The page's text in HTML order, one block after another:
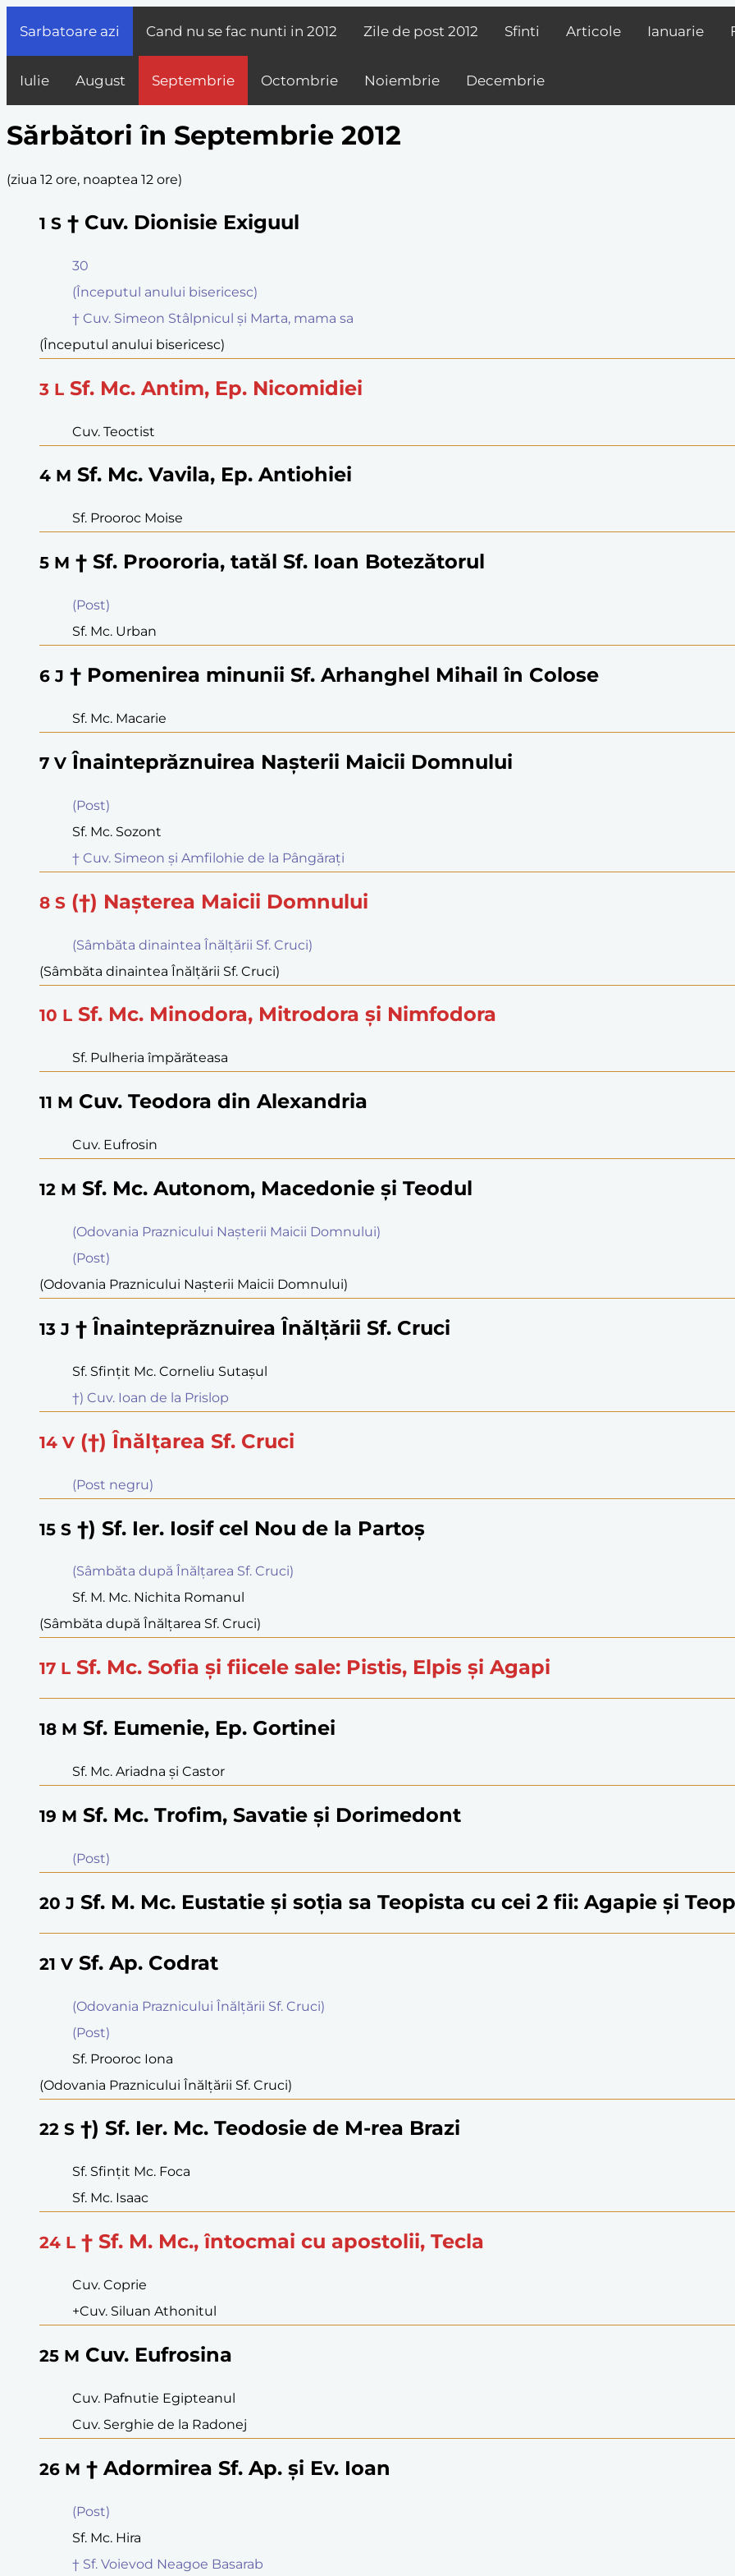
Sarbatoare azi Cand nu se fac nunti in 2012 Zile de post 2012 Sfinti Articole Ianuarie
Iulie August Septembrie Octombrie Noiembrie Decembrie
Sărbători în Septembrie 2012
(ziua 12 ore, noaptea 12 ore)
1 S † Cuv. Dionisie Exiguul
30
(Începutul anului bisericesc)
† Cuv. Simeon Stâlpnicul şi Marta, mama sa
(Începutul anului bisericesc)
3 L Sf. Mc. Antim, Ep. Nicomidiei
Cuv. Teoctist
4 M Sf. Mc. Vavila, Ep. Antiohiei
Sf. Prooroc Moise
5 M † Sf. Proororia, tatăl Sf. Ioan Botezătorul
(Post)
Sf. Mc. Urban
6 J † Pomenirea minunii Sf. Arhanghel Mihail în Colose
Sf. Mc. Macarie
7 V Înainteprăznuirea Naşterii Maicii Domnului
(Post)
Sf. Mc. Sozont
† Cuv. Simeon şi Amfilohie de la Pângăraţi
8 S (†) Naşterea Maicii Domnului
(Sâmbăta dinaintea Înălţării Sf. Cruci)
(Sâmbăta dinaintea Înălţării Sf. Cruci)
10 L Sf. Mc. Minodora, Mitrodora şi Nimfodora
Sf. Pulheria împărăteasa
11 M Cuv. Teodora din Alexandria
Cuv. Eufrosin
12 M Sf. Mc. Autonom, Macedonie şi Teodul
(Odovania Praznicului Naşterii Maicii Domnului)
(Post)
(Odovania Praznicului Naşterii Maicii Domnului)
13 J † Înainteprăznuirea Înălţării Sf. Cruci
Sf. Sfinţit Mc. Corneliu Sutaşul
†) Cuv. Ioan de la Prislop
14 V (†) Înălţarea Sf. Cruci
(Post negru)
15 S †) Sf. Ier. Iosif cel Nou de la Partoş
(Sâmbăta după Înălţarea Sf. Cruci)
Sf. M. Mc. Nichita Romanul
(Sâmbăta după Înălţarea Sf. Cruci)
17 L Sf. Mc. Sofia şi fiicele sale: Pistis, Elpis şi Agapi
18 M Sf. Eumenie, Ep. Gortinei
Sf. Mc. Ariadna şi Castor
19 M Sf. Mc. Trofim, Savatie şi Dorimedont
(Post)
20 J Sf. M. Mc. Eustatie şi soţia sa Teopista cu cei 2 fii: Agapie şi
21 V Sf. Ap. Codrat
(Odovania Praznicului Înălţării Sf. Cruci)
(Post)
Sf. Prooroc Iona
(Odovania Praznicului Înălţării Sf. Cruci)
22 S †) Sf. Ier. Mc. Teodosie de M-rea Brazi
Sf. Sfinţit Mc. Foca
Sf. Mc. Isaac
24 L † Sf. M. Mc., întocmai cu apostolii, Tecla
Cuv. Coprie
+Cuv. Siluan Athonitul
25 M Cuv. Eufrosina
Cuv. Pafnutie Egipteanul
Cuv. Serghie de la Radonej
26 M † Adormirea Sf. Ap. şi Ev. Ioan
(Post)
Sf. Mc. Hira
† Sf. Voievod Neagoe Basarab